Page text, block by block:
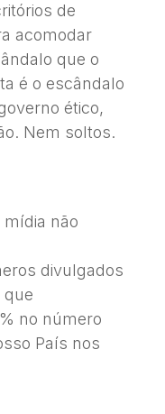
de
acomodar
que o
é o escândalo
ético,
Nem soltos.
não
divulgados
que
no número
País nos